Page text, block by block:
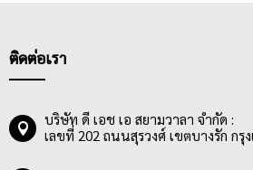
ติดต่อเรา
บริษัท ดี เอช เอ สยามวาลา จำกัด :
เลขที่ 202 ถนนสุรวงศ์ เขตบางรัก กรุ